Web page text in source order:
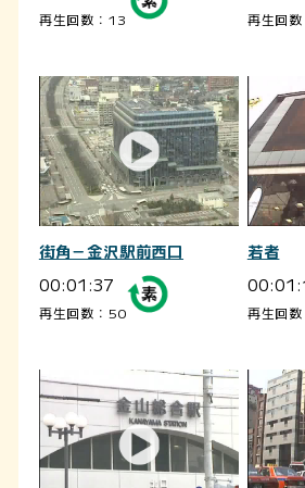
再生回数：13 再生回
街角－金沢駅前西口
00:01:37
再生回数：50
若者
再生回